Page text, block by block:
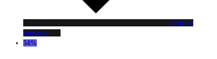
Liste de
souhaits
54%